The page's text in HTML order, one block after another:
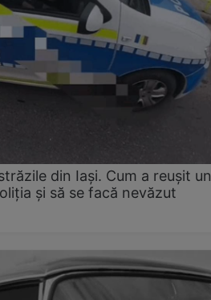
din Iași. Cum a reușit un
și să se facă nevăzut